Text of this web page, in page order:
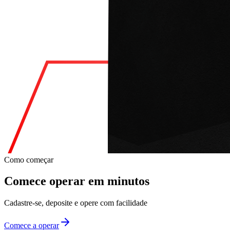
Como começar
Comece operar em minutos
Cadastre-se, deposite e opere com facilidade
Comece a operar